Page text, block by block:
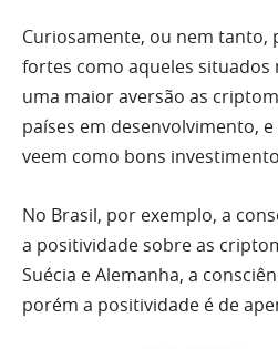
Curiosamente, ou nem tanto,
fortes como aqueles situados
uma maior aversão as
países em desenvolvimento,
veem como bons
No Brasil, por exemplo, a
a positividade sobre as
Suécia e Alemanha, a
porém a positividade é de